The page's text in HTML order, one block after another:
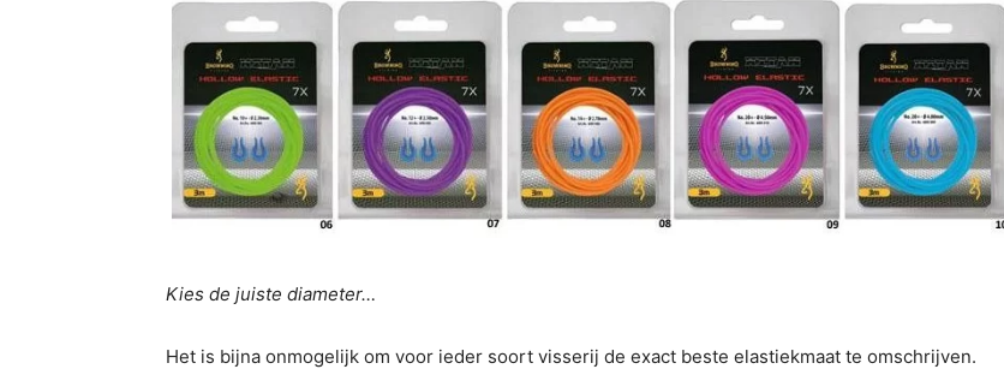
Kies de juiste diameter…
Het is bijna onmogelijk om voor ieder soort visserij de exact beste elastiekmaat te omschrijven.